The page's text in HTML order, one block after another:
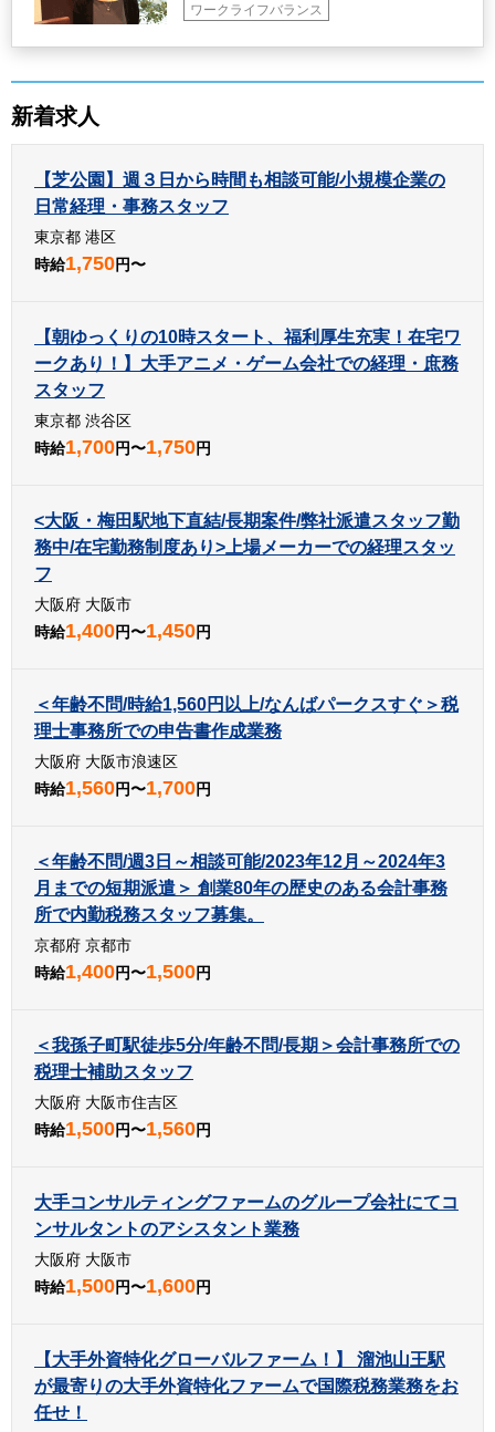
ワークライフバランス
新着求人
【芝公園】週３日から時間も相談可能/小規模企業の
日常経理・事務スタッフ
東京都 港区
時給1,750円〜
【朝ゆっくりの10時スタート、福利厚生充実！在宅ワ
ークあり！】大手アニメ・ゲーム会社での経理・庶務
スタッフ
東京都 渋谷区
時給1,700円〜1,750円
<大阪・梅田駅地下直結/長期案件/弊社派遣スタッフ勤
務中/在宅勤務制度あり>上場メーカーでの経理スタッ
フ
大阪府 大阪市
時給1,400円〜1,450円
＜年齢不問/時給1,560円以上/なんばパークスすぐ＞税
理士事務所での申告書作成業務
大阪府 大阪市浪速区
時給1,560円〜1,700円
＜年齢不問/週3日～相談可能/2023年12月～2024年3
月までの短期派遣＞ 創業80年の歴史のある会計事務
所で内勤税務スタッフ募集。
京都府 京都市
時給1,400円〜1,500円
＜我孫子町駅徒歩5分/年齢不問/長期＞会計事務所での
税理士補助スタッフ
大阪府 大阪市住吉区
時給1,500円〜1,560円
大手コンサルティングファームのグループ会社にてコ
ンサルタントのアシスタント業務
大阪府 大阪市
時給1,500円〜1,600円
【大手外資特化グローバルファーム！】 溜池山王駅
が最寄りの大手外資特化ファームで国際税務業務をお
任せ！